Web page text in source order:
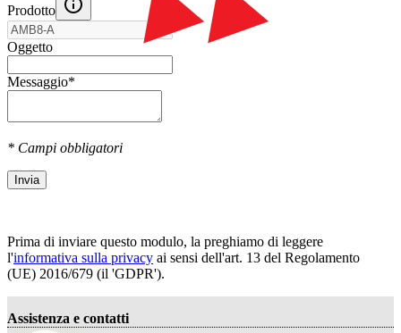
Prodotto
Oggetto
Messaggio*
* Campi obbligatori
Invia
Prima di inviare questo modulo, la preghiamo di leggere
l'informativa sulla privacy ai sensi dell'art. 13 del Regolamento
(UE) 2016/679 (il 'GDPR').
Assistenza e contatti